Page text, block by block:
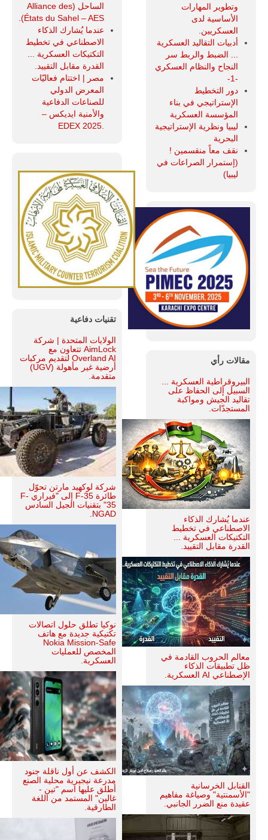
وتطوير المهارات
الأساسية لدى
العسكريين.
أدبيات التقاليد العسكرية
... الضبط والربط سر
النجاح والنظام العسكري
-1-
دور التخطيط
الإستراتيجي في بناء
المؤسسة العسكرية
ليبيا ونظرية الإستراتيجية
البحرية
نقف معاً منقسمين !
(إستمرار الصراعات في
ليبيا)
مقالات رأي
البيروقراطية العسكرية ...
السبيل إلى الحفاظ على
تقاليد الجيش ومواكبة
المستجدّات.
عندما يُشارك الذكاء
الاصطناعي في تخطيط
التكتيكات العسكرية ...
القدرة مقابل التقييد.
معالم الحروب القادمة في
ظل تطبيقات الذكاء
الإصطناعي AI العسكرية.
القنابل الخرسانية
"الأسمنتية" وصياغة مفاهيم
عقيدة منع الضرر الجانبي.
الساحل (Alliance des
États du Sahel – AES).
عندما يُشارك الذكاء
الاصطناعي في تخطيط
التكتيكات العسكرية ...
القدرة مقابل التقييد.
مصر | اختتام فعاليّات
المعرض الدولي
للصناعات الدفاعية
والأمنية ايديكس ‒
تقنيات دفاعية
الولايات المتحدة | شركة
AimLock تتعاون مع
Overland AI لتقديم مركبات
أرضية غير مأهولة (UGV)
متقدمة.
شركة لوكهيد مارتن تحوّل
طائرة F-35 إلى "فيراري F-
35" بتقنيات الجيل السادس
NGAD.
نوكيا تطلق حلول اتصالات
تكتيكية جديدة مع هاتف
Nokia Mission-Safe
المخصص للعمليات
العسكرية.
الكشف عن أول ناقلة جنود
مدرعة نيجيرية محلية الصنع
أطلق عليها اسم "تين -
غالين" المستمد من اللغة
الطارقية.